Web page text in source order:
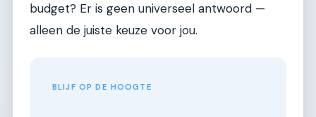
budget? Er is geen universeel antwoord —
alleen de juiste keuze voor jou.
BLIJF OP DE HOOGTE